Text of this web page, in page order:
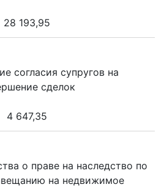
28 193,95
согласия супругов на
сделок
4 647,35
о праве на наследство по
на недвижимое